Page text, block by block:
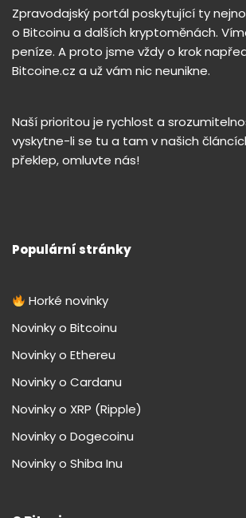
Zpravodajský portál poskytující ty
o Bitcoinu a dalších kryptoměnách.
peníze. A proto jsme vždy o krok
Bitcoine.cz a už vám nic neunikne.
Naší prioritou je rychlost a
vyskytne-li se tu a tam v našich
překlep, omluvte nás!
Populární stránky
Horké novinky
Novinky o Bitcoinu
Novinky o Ethereu
Novinky o Cardanu
Novinky o XRP (Ripple)
Novinky o Dogecoinu
Novinky o Shiba Inu